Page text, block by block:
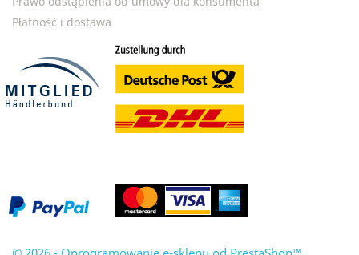
Płatność i dostawa